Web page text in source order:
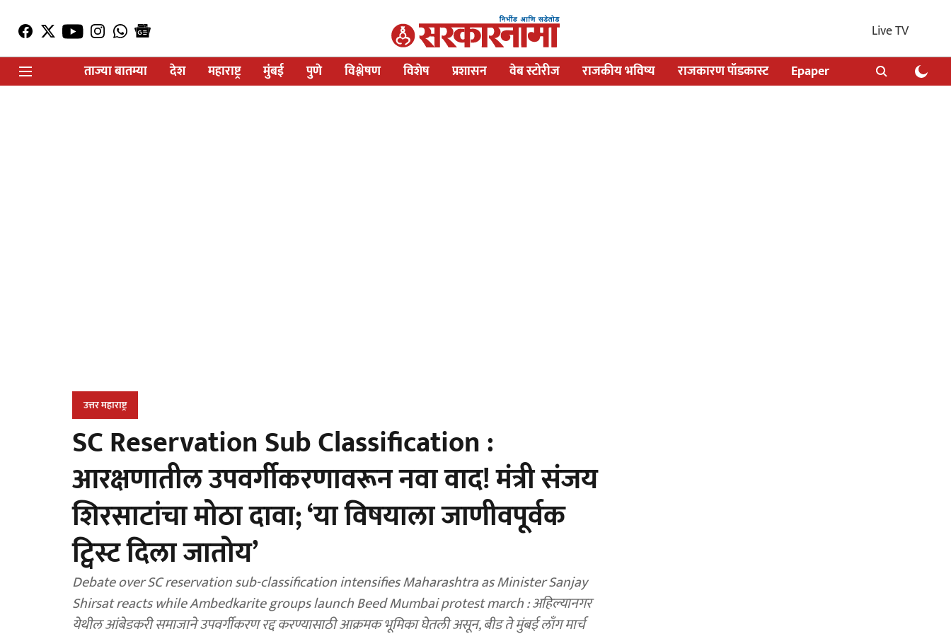
Live TV
ताज्या बातम्या
देश महाराष्ट्र मुंबई पुणे विश्लेषण विशेष प्रशासन वेब स्टोरीज राजकीय भविष्य राजकारण पॉडकास्ट Epaper
उत्तर महाराष्ट्र
SC Reservation Sub Classification :
आरक्षणातील उपवर्गीकरणावरून नवा वाद! मंत्री संजय
शिरसाटांचा मोठा दावा; ‘या विषयाला जाणीवपूर्वक
ट्विस्ट दिला जातोय’
Debate over SC reservation sub-classification intensifies Maharashtra as Minister Sanjay
Shirsat reacts while Ambedkarite groups launch Beed Mumbai protest march : अहिल्यानगर
येथील आंबेडकरी समाजाने उपवर्गीकरण रद्द करण्यासाठी आक्रमक भूमिका घेतली असून, बीड ते मुंबई लाँग मार्च